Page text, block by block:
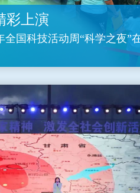
彩上演
全国科技活动周“科学之夜”